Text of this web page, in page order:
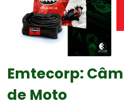
Emtecorp:
de Moto